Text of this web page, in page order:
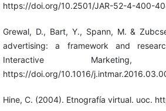
https://doi.org/10.2501/JAR-52-4-400-
Grewal, D., Bart, Y., Spann, M. &
advertising: a framework and
Interactive
https://doi.org/10.1016/
Hine, C. (2004). Etnografía virtual. uoc.